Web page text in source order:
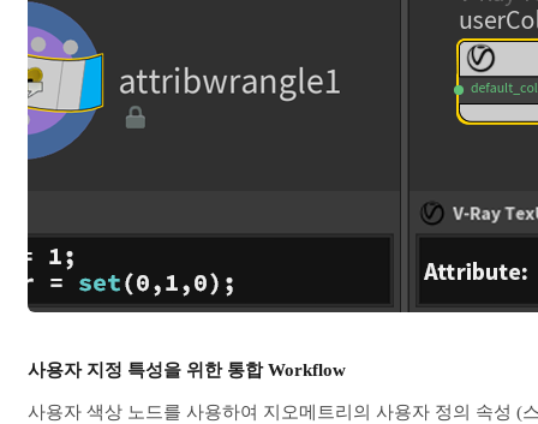
사용자 지정 특성을 위한 통합 Workflow
사용자 색상 노드를 사용하여 지오메트리의 사용자 정의 속성 (